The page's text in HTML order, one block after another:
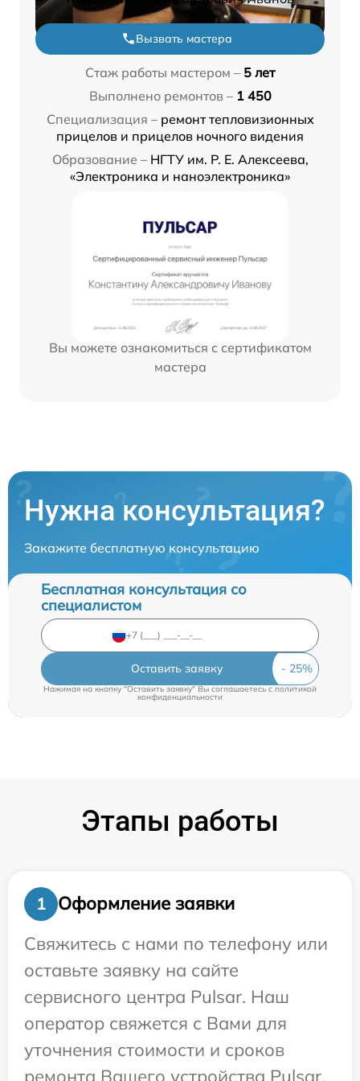
Вызвать мастера
Стаж работы мастером – 5 лет
Выполнено ремонтов – 1 450
Специализация – ремонт тепловизионных
прицелов и прицелов ночного видения
Образование – НГТУ им. Р. Е. Алексеева,
«Электроника и наноэлектроника»
Вы можете ознакомиться с сертификатом
мастера
Нужна консультация?
Закажите бесплатную консультацию
Бесплатная консультация со
специалистом
Оставить заявку
Нажимая на кнопку "Оставить заявку" Вы соглашаетесь cполитикой
конфиденциальности
Этапы работы
1
Оформление заявки
Свяжитесь с нами по телефону или
оставьте заявку на сайте
сервисного центра Pulsar. Наш
оператор свяжется с Вами для
уточнения стоимости и сроков
ремонта Вашего устройства Pulsar.